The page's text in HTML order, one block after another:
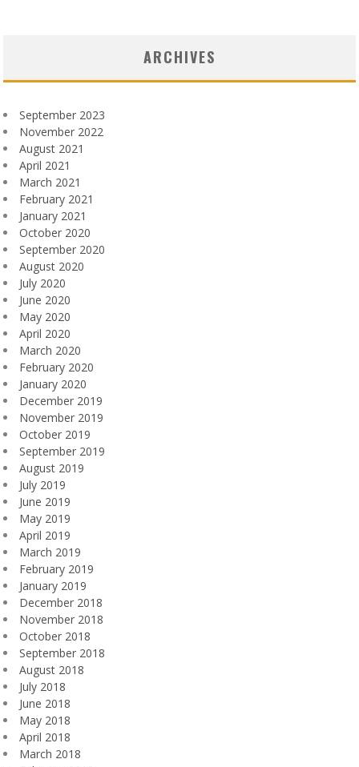
ARCHIVES
September 2023
November 2022
August 2021
April 2021
March 2021
February 2021
January 2021
October 2020
September 2020
August 2020
July 2020
June 2020
May 2020
April 2020
March 2020
February 2020
January 2020
December 2019
November 2019
October 2019
September 2019
August 2019
July 2019
June 2019
May 2019
April 2019
March 2019
February 2019
January 2019
December 2018
November 2018
October 2018
September 2018
August 2018
July 2018
June 2018
May 2018
April 2018
March 2018